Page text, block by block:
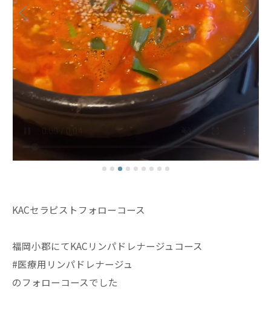
KACセラピストフォローコース
福岡小郡にてKACリンパドレナージュコース
#医療用リンパドレナージュ
のフォローコースでした